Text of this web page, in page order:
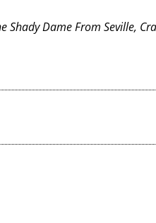
Shady Dame From Seville,